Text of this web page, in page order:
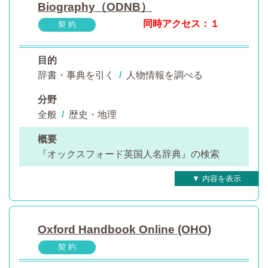
Biography（ODNB）
契 約 同時アクセス：１
目的
辞書・事典を引く
/ 人物情報を調べる
分野
全般 / 歴史・地理
概要
『オックスフォード英国人名辞典』の検索
Oxford Handbook Online (OHO)
契 約